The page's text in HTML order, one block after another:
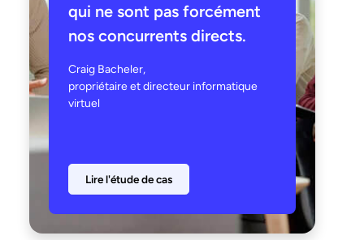
qui ne sont pas forcément
nos concurrents directs.
Craig Bacheler,
propriétaire et directeur informatique
virtuel
Lire l'étude de cas